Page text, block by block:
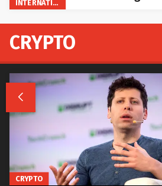
INTERNATIONAL
CRYPTO

CRYPTO